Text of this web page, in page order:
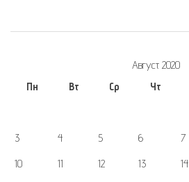
Август 2020
Пн
Вт Ср Чт
3
4 5 6 7
10
11 12 13 14